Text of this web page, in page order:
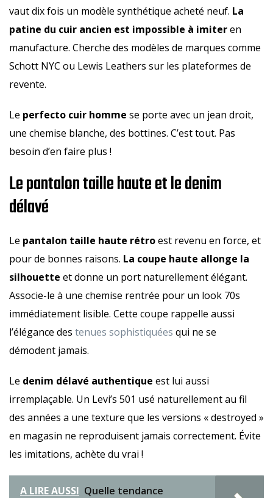
vaut dix fois un modèle synthétique acheté neuf. La
patine du cuir ancien est impossible à imiteren
manufacture. Cherche des modèles de marques comme
Schott NYC ou Lewis Leathers sur les plateformes de
revente.
Le perfecto cuir homme se porte avec un jean droit,
une chemise blanche, des bottines. C’est tout. Pas
besoin d’en faire plus !
Le pantalon taille haute et le denim
délavé
Le pantalon taille haute rétroest revenu en force, et
pour de bonnes raisons. La coupe haute allonge la
silhouette et donne un port naturellement élégant.
Associe-le à une chemise rentrée pour un look 70s
immédiatement lisible. Cette coupe rappelle aussi
l’élégance des tenues sophistiquées qui ne se
démodent jamais.
Le denim délavé authentique est lui aussi
irremplaçable. Un Levi’s 501 usé naturellement au fil
des années a une texture que les versions « destroyed »
en magasin ne reproduisent jamais correctement. Évite
les imitations, achète du vrai !
A LIRE AUSSI Quelle tendance